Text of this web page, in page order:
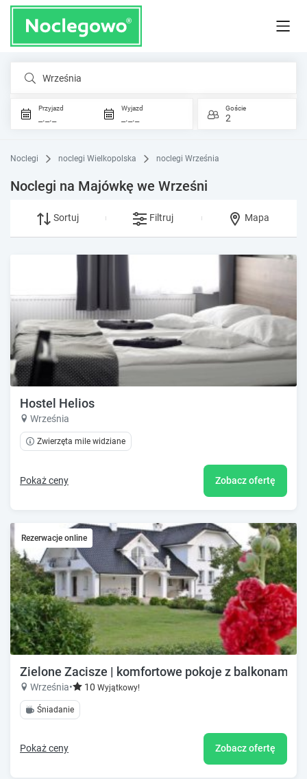
Września
Przyjazd
_._._
Wyjazd
_._._
Goście
2
Noclegi noclegi Wielkopolska noclegi Września
Noclegi na Majówkę we Wrześni
Sortuj Filtruj Mapa
Hostel Helios
Września
Zwierzęta mile widziane
Pokaż ceny Zobacz ofertę
Rezerwacje online
Zielone Zacisze | komfortowe pokoje z balkonami |
Września• 10 Wyjątkowy!
Śniadanie
Pokaż ceny Zobacz ofertę